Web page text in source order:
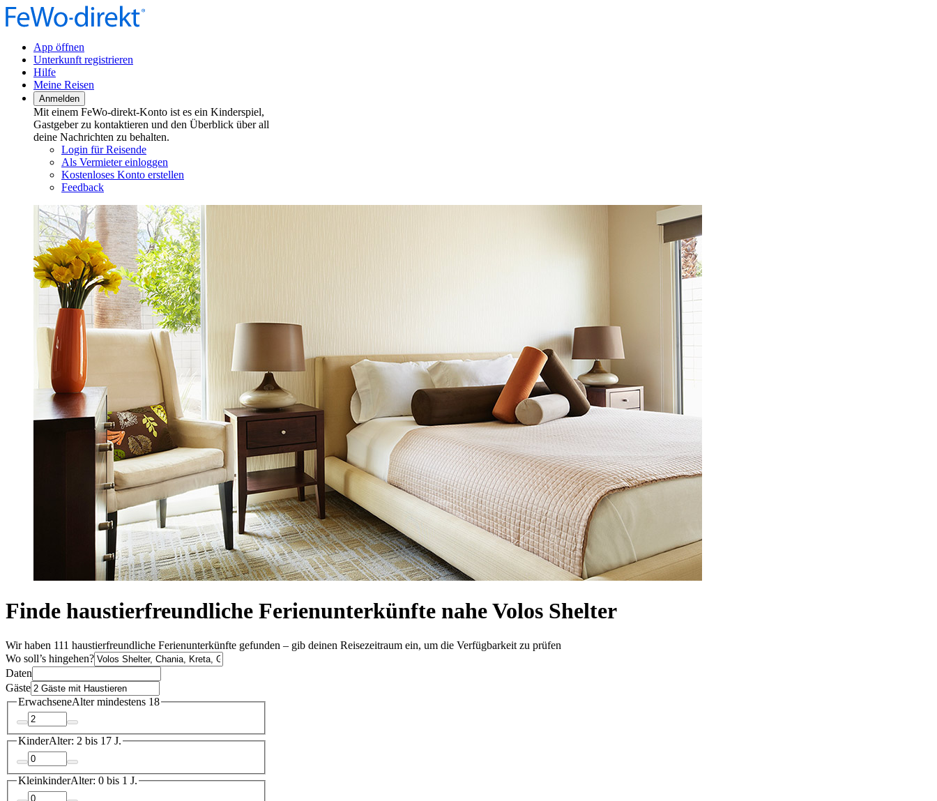
App öffnen
Unterkunft registrieren
Hilfe
Meine Reisen
Anmelden
Mit einem FeWo-direkt-Konto ist es ein Kinderspiel,
Gastgeber zu kontaktieren und den Überblick über all
deine Nachrichten zu behalten.
Login für Reisende
Als Vermieter einloggen
Kostenloses Konto erstellen
Feedback
Finde haustierfreundliche Ferienunterkünfte nahe Volos Shelter
Wir haben 111 haustierfreundliche Ferienunterkünfte gefunden – gib deinen Reisezeitraum ein, um die Verfügbarkeit zu prüfen
Wo soll’s hingehen?
Daten
Gäste
ErwachseneAlter mindestens 18
KinderAlter: 2 bis 17 J.
KleinkinderAlter: 0 bis 1 J.